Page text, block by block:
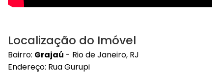
Localização do Imóvel
Bairro: Grajaú - Rio de Janeiro, RJ
Endereço: Rua Gurupi